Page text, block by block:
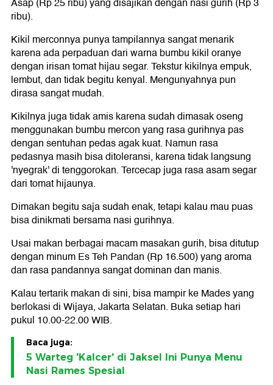
Asap (Rp 25 ribu) yang disajikan dengan nasi gurih (Rp 3
ribu).
Kikil merconnya punya tampilannya sangat menarik
karena ada perpaduan dari warna bumbu kikil oranye
dengan irisan tomat hijau segar. Tekstur kikilnya empuk,
lembut, dan tidak begitu kenyal. Mengunyahnya pun
dirasa sangat mudah.
Kikilnya juga tidak amis karena sudah dimasak oseng
menggunakan bumbu mercon yang rasa gurihnya pas
dengan sentuhan pedas agak kuat. Namun rasa
pedasnya masih bisa ditoleransi, karena tidak langsung
'nyegrak' di tenggorokan. Tercecap juga rasa asam segar
dari tomat hijaunya.
Dimakan begitu saja sudah enak, tetapi kalau mau puas
bisa dinikmati bersama nasi gurihnya.
Usai makan berbagai macam masakan gurih, bisa ditutup
dengan minum Es Teh Pandan (Rp 16.500) yang aroma
dan rasa pandannya sangat dominan dan manis.
Kalau tertarik makan di sini, bisa mampir ke Mades yang
berlokasi di Wijaya, Jakarta Selatan. Buka setiap hari
pukul 10.00-22.00 WIB.
Baca juga:
5 Warteg 'Kalcer' di Jaksel Ini Punya Menu
Nasi Rames Spesial